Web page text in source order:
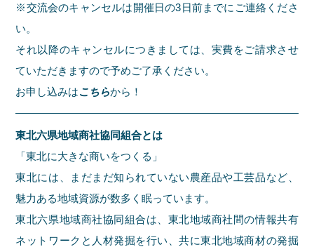
※交流会のキャンセルは開催日の3日前までにご連絡くださ
い。
それ以降のキャンセルにつきましては、実費をご請求させ
ていただきますので予めご了承ください。
お申し込みはこちらから！
東北六県地域商社協同組合とは
「東北に大きな商いをつくる」
東北には、まだまだ知られていない農産品や工芸品など、
魅力ある地域資源が数多く眠っています。
東北六県地域商社協同組合は、東北地域商社間の情報共有
ネットワークと人材発掘を行い、共に東北地域商材の発掘